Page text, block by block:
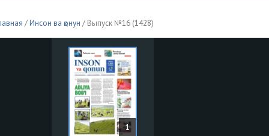
/Инсон ва қонун / Выпуск №16 (1428)
1